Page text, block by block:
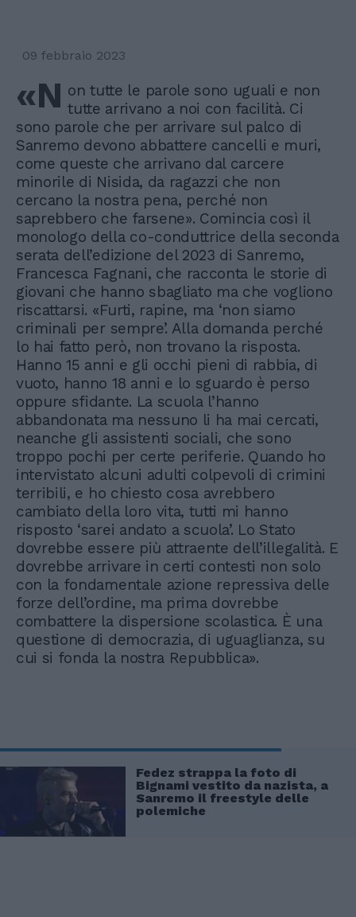
09 febbraio 2023
«N on tutte le parole sono uguali e non
tutte arrivano a noi con facilità. Ci
sono parole che per arrivare sul palco di
Sanremo devono abbattere cancelli e muri,
come queste che arrivano dal carcere
minorile di Nisida, da ragazzi che non
cercano la nostra pena, perché non
saprebbero che farsene». Comincia così il
monologo della co-conduttrice della seconda
serata dell’edizione del 2023 di Sanremo,
Francesca Fagnani, che racconta le storie di
giovani che hanno sbagliato ma che vogliono
riscattarsi. «Furti, rapine, ma ‘non siamo
criminali per sempre’. Alla domanda perché
lo hai fatto però, non trovano la risposta.
Hanno 15 anni e gli occhi pieni di rabbia, di
vuoto, hanno 18 anni e lo sguardo è perso
oppure sfidante. La scuola l’hanno
abbandonata ma nessuno li ha mai cercati,
neanche gli assistenti sociali, che sono
troppo pochi per certe periferie. Quando ho
intervistato alcuni adulti colpevoli di crimini
terribili, e ho chiesto cosa avrebbero
cambiato della loro vita, tutti mi hanno
risposto ‘sarei andato a scuola’. Lo Stato
dovrebbe essere più attraente dell’illegalità. E
dovrebbe arrivare in certi contesti non solo
con la fondamentale azione repressiva delle
forze dell’ordine, ma prima dovrebbe
combattere la dispersione scolastica. È una
questione di democrazia, di uguaglianza, su
cui si fonda la nostra Repubblica».
Fedez strappa la foto di
Bignami vestito da nazista, a
Sanremo il freestyle delle
polemiche